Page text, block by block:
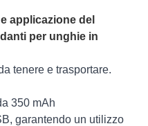
applicazione del
per unghie in
tenere e trasportare.
350 mAh
garantendo un utilizzo